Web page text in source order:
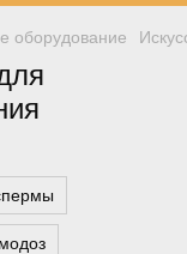
оборудование